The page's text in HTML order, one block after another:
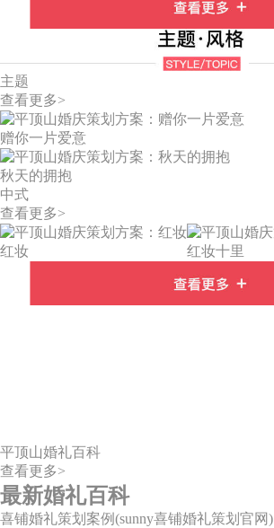
主题
查看更多>
赠你一片爱意
秋天的拥抱
中式
查看更多>
红妆 红妆十里
平顶山婚礼百科
查看更多>
最新婚礼百科
喜铺婚礼策划案例(sunny喜铺婚礼策划官网)